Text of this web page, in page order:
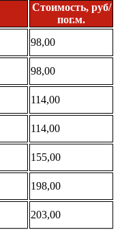
Стоимость, руб/
пог.м.
98,00
98,00
114,00
114,00
155,00
198,00
203,00